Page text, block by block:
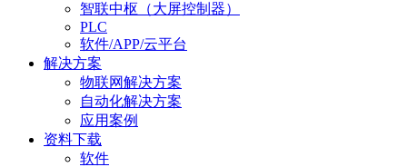
智联中枢（大屏控制器）
PLC
软件/APP/云平台
解决方案
物联网解决方案
自动化解决方案
应用案例
资料下载
软件